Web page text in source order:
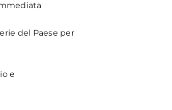
del Paese per
e